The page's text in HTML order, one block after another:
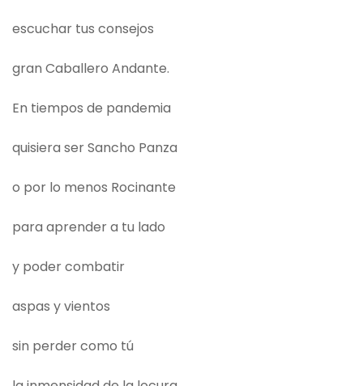
escuchar tus consejos
gran Caballero Andante.
En tiempos de pandemia
quisiera ser Sancho Panza
o por lo menos Rocinante
para aprender a tu lado
y poder combatir
aspas y vientos
sin perder como tú